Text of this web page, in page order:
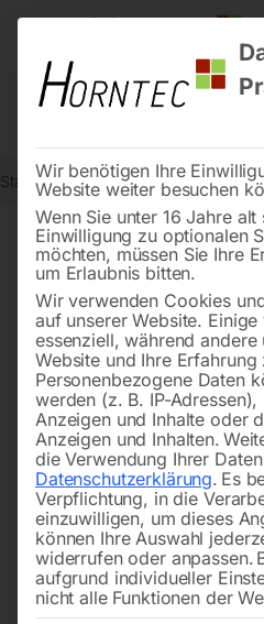
Start Reinigungstechnik Sauger
Wir benötigen Ihre
Website weiter besuchen
Wenn Sie unter 16 Jahre alt
Einwilligung zu optionalen
möchten, müssen Sie Ihre
um Erlaubnis bitten.
Wir verwenden Cookies
auf unserer Website.
essenziell, während andere
Website und Ihre Erfahrung
Personenbezogene Daten
werden (z. B. IP-
Anzeigen und Inhalte oder
Anzeigen und Inhalten.
die Verwendung Ihrer
Datenschutzerklärung. Es
Verpflichtung, in die
einzuwilligen, um dieses
können Ihre Auswahl
widerrufen oder anpassen.
aufgrund individueller
nicht alle Funktionen der